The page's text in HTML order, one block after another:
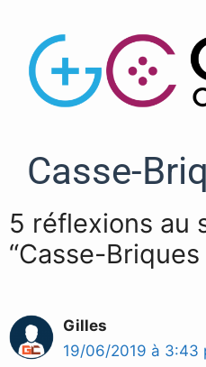
Casse-
5 réflexions au
“Casse-Briques
Gilles
19/06/2019 à 3:43